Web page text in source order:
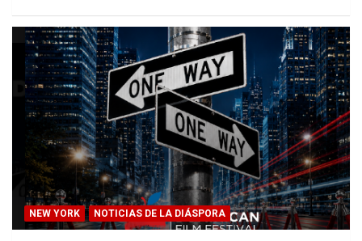
NEW YORK NOTICIAS DE LA DIÁSPORA